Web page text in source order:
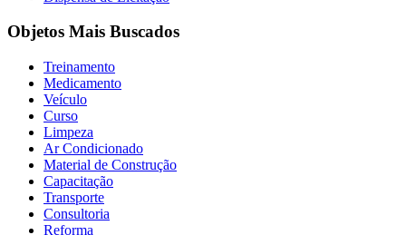
Objetos Mais Buscados
Treinamento
Medicamento
Veículo
Curso
Limpeza
Ar Condicionado
Material de Construção
Capacitação
Transporte
Consultoria
Reforma